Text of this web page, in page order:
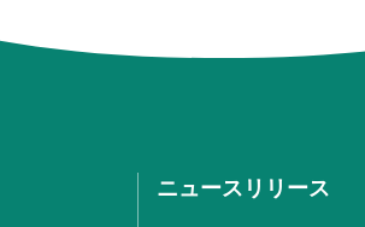
ニュースリリース